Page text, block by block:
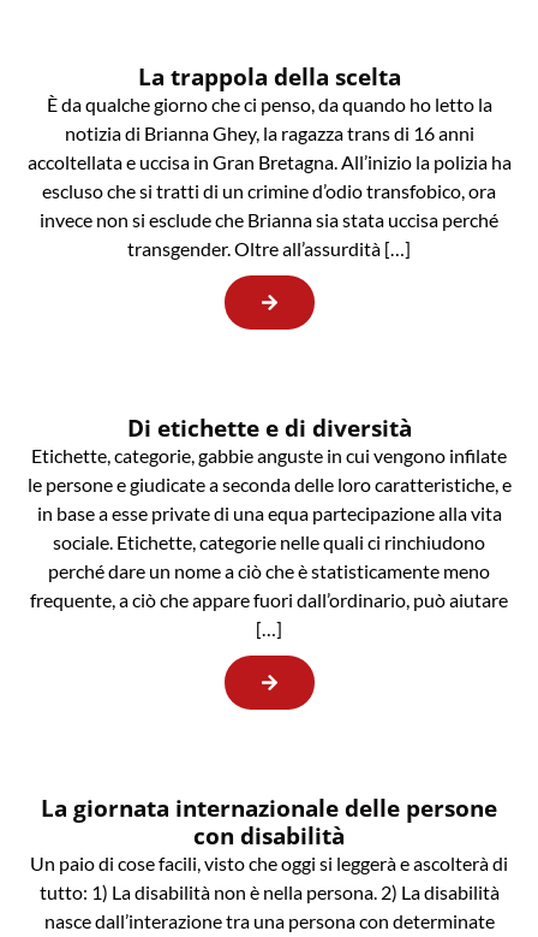
La trappola della scelta
È da qualche giorno che ci penso, da quando ho letto la
notizia di Brianna Ghey, la ragazza trans di 16 anni
accoltellata e uccisa in Gran Bretagna. All’inizio la polizia ha
escluso che si tratti di un crimine d’odio transfobico, ora
invece non si esclude che Brianna sia stata uccisa perché
transgender. Oltre all’assurdità […]
Di etichette e di diversità
Etichette, categorie, gabbie anguste in cui vengono infilate
le persone e giudicate a seconda delle loro caratteristiche, e
in base a esse private di una equa partecipazione alla vita
sociale. Etichette, categorie nelle quali ci rinchiudono
perché dare un nome a ciò che è statisticamente meno
frequente, a ciò che appare fuori dall’ordinario, può aiutare
[…]
La giornata internazionale delle persone
con disabilità
Un paio di cose facili, visto che oggi si leggerà e ascolterà di
tutto: 1) La disabilità non è nella persona. 2) La disabilità
nasce dall’interazione tra una persona con determinate